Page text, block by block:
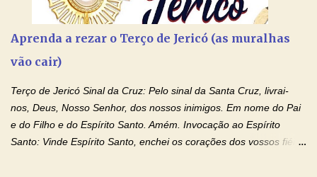
Aprenda a rezar o Terço de Jericó (as muralhas
vão cair)
Terço de Jericó Sinal da Cruz: Pelo sinal da Santa Cruz, livrai-
nos, Deus, Nosso Senhor, dos nossos inimigos. Em nome do Pai
e do Filho e do Espírito Santo. Amém. Invocação ao Espírito
Santo: Vinde Espírito Santo, enchei os corações dos vossos fiéis